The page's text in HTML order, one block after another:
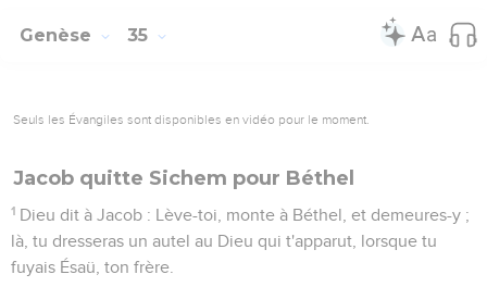
Genèse 35
Seuls les Évangiles sont disponibles en vidéo pour le moment.
Jacob quitte Sichem pour Béthel
1 Dieu dit à Jacob : Lève-toi, monte à Béthel, et demeures-y ;
là, tu dresseras un autel au Dieu qui t'apparut, lorsque tu
fuyais Ésaü, ton frère.